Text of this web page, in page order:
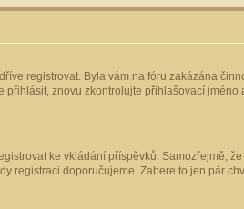
registrovat. Byla vám na fóru zakázána
znovu zkontrolujte přihlašovací
ke vkládání příspěvků. Samozřejmě,
registraci doporučujeme. Zabere to jen pár